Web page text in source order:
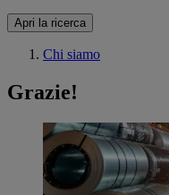
Apri la ricerca
Chi siamo
Grazie!